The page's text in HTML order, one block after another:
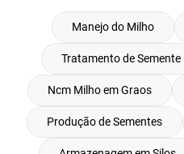
Manejo do Milho
Tratamento de Semente
Ncm Milho em Graos
Produção de Sementes